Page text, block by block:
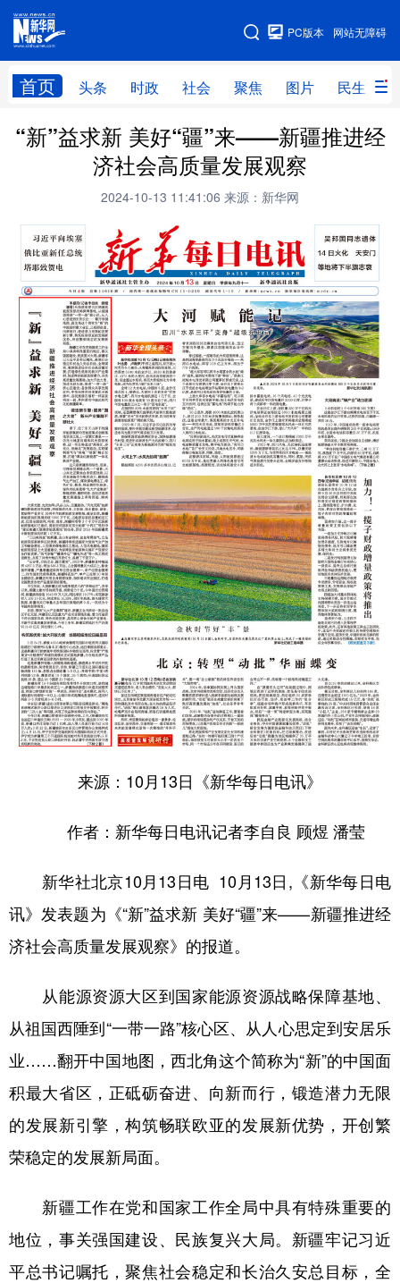
网站无障碍
PC版本
首页 头条 时政 社会 聚焦 图片 民生
网站地图
头条 时政 社会 聚焦
民生 访谈
服务
云游新疆 云端悦读 云看书画 光影新疆
人事频道 融媒体联播 廉政频道 新华视角看新疆
地方频道
北京 天津 河北 山西
辽宁 吉林 上海 江苏
浙江 安徽 福建 江西
山东 河南 湖北 湖南
广东 广西 海南 重庆
四川 贵州 云南 西藏
陕西 甘肃 青海 宁夏
新疆 内蒙古 黑龙江
多语种频道
Deutsch Português
“新”益求新 美好“疆”来——新疆推进经
济社会高质量发展观察
2024-10-13 11:41:06 来源：新华网
来源：10月13日《新华每日电讯》
作者：新华每日电讯记者李自良 顾煜 潘莹
新华社北京10月13日电 10月13日,《新华每日电
讯》发表题为《“新”益求新 美好“疆”来——新疆推进经
济社会高质量发展观察》的报道。
从能源资源大区到国家能源资源战略保障基地、
从祖国西陲到“一带一路”核心区、从人心思定到安居乐
业……翻开中国地图，西北角这个简称为“新”的中国面
积最大省区，正砥砺奋进、向新而行，锻造潜力无限
的发展新引擎，构筑畅联欧亚的发展新优势，开创繁
荣稳定的发展新局面。
新疆工作在党和国家工作全局中具有特殊重要的
地位，事关强国建设、民族复兴大局。新疆牢记习近
平总书记嘱托，聚焦社会稳定和长治久安总目标，全